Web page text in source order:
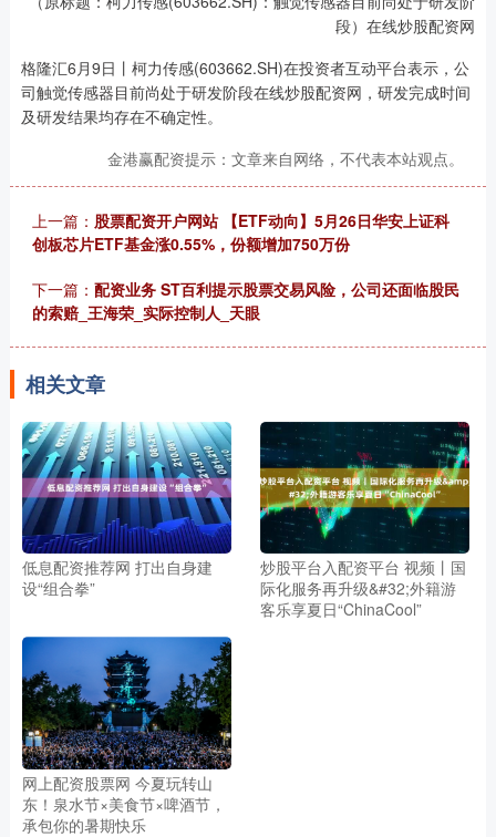
段）在线炒股配资网
格隆汇6月9日丨柯力传感(603662.SH)在投资者互动平台表示，公
司触觉传感器目前尚处于研发阶段在线炒股配资网，研发完成时间
及研发结果均存在不确定性。
金港赢配资提示：文章来自网络，不代表本站观点。
上一篇： 股票配资开户网站 【ETF动向】5月26日华安上证科
创板芯片ETF基金涨0.55%，份额增加750万份
下一篇： 配资业务 ST百利提示股票交易风险，公司还面临股民
的索赔_王海荣_实际控制人_天眼
相关文章
低息配资推荐网 打出自身建
设“组合拳”
炒股平台入配资平台 视频丨国
际化服务再升级&#32;外籍游
客乐享夏日“ChinaCool”
网上配资股票网 今夏玩转山
东！泉水节×美食节×啤酒节，
承包你的暑期快乐